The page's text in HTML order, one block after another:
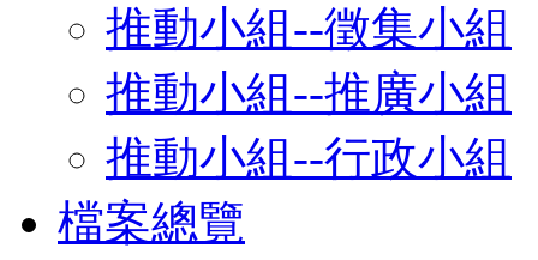
推動小組--徵集小組
推動小組--推廣小組
推動小組--行政小組
檔案總覽